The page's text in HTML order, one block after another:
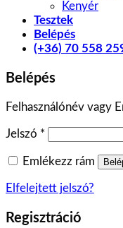
Kenyér
Tesztek
Belépés
(+36) 70 558
Belépés
Felhasználónév vagy
Jelszó *
Emlékezz rám
Elfelejtett jelszó?
Regisztráció